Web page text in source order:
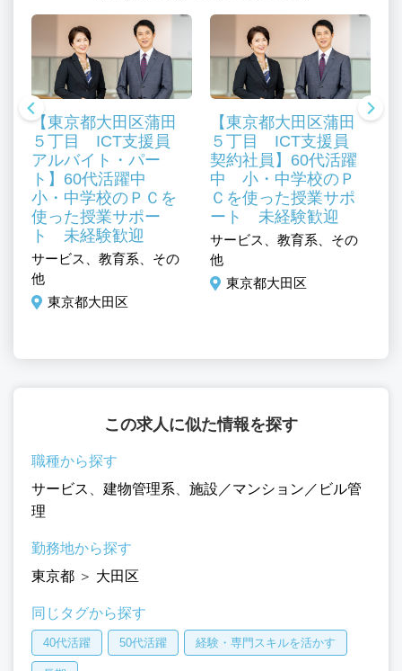
【東京都大田区蒲田
５丁目 ICT支援員
アルバイト・パー
ト】60代活躍中
小・中学校のＰＣを
使った授業サポー
ト 未経験歓迎
サービス、教育系、その
他
東京都大田区
【東京都大田区蒲田
５丁目 ICT支援員
契約社員】60代活躍
中 小・中学校のＰ
Ｃを使った授業サポ
ート 未経験歓迎
サービス、教育系、その
他
東京都大田区
この求人に似た情報を探す
職種から探す
サービス 、 建物管理系、 施設／マンション／ビル管
理
勤務地から探す
東京都 ＞ 大田区
同じタグから探す
40代活躍 50代活躍 経験・専門スキルを活かす